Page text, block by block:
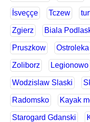
İsveççe Tczew
Zgierz Biala
Pruszkow Ostroleka
Zoliborz Legionowo
Wodzislaw Slaski
Radomsko Kayak
Starogard Gdanski